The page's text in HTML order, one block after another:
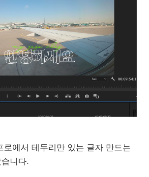
로에서 테두리만 있는 글자 만드는
니다.